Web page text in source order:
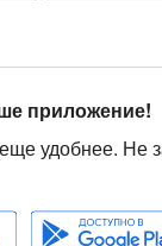
приложение!
удобнее. Не